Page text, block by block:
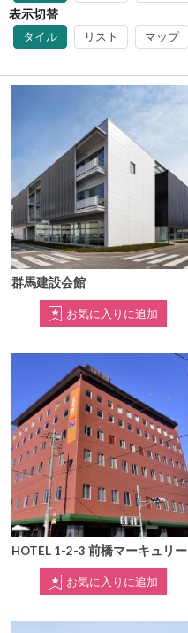
表示切替
タイル リスト マップ
群馬建設会館
HOTEL 1-2-3 前橋マーキュリー